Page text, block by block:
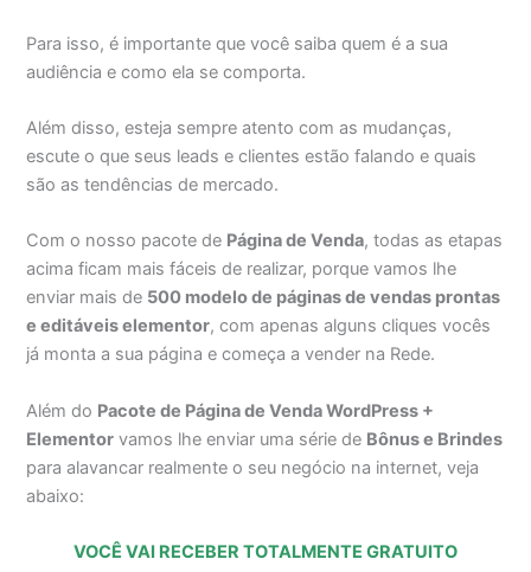
Para isso, é importante que você saiba quem é a sua
audiência e como ela se comporta.
Além disso, esteja sempre atento com as mudanças,
escute o que seus leads e clientes estão falando e quais
são as tendências de mercado.
Com o nosso pacote de Página de Venda, todas as etapas
acima ficam mais fáceis de realizar, porque vamos lhe
enviar mais de 500 modelo de páginas de vendas prontas
e editáveis elementor, com apenas alguns cliques vocês
já monta a sua página e começa a vender na Rede.
Além do Pacote de Página de Venda WordPress +
Elementor vamos lhe enviar uma série de Bônus e Brindes
para alavancar realmente o seu negócio na internet, veja
abaixo:
VOCÊ VAI RECEBER TOTALMENTE GRATUITO